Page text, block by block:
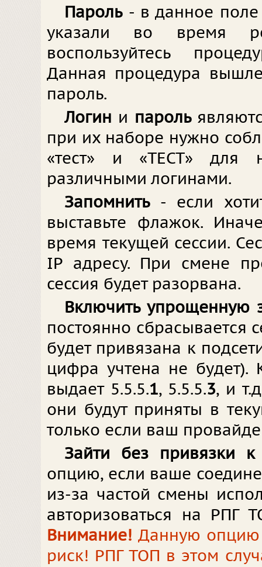
Пароль- в данное поле
указали во время
воспользуйтесь
Данная процедура
пароль.
Логин и пароль
при их наборе нужно
«тест» и «ТЕСТ» для
различными логинами.
Запомнить- если
выставьте флажок.
время текущей сессии.
IP адресу. При смене
сессия будет разорвана.
Включить упрощенную
постоянно сбрасывается
будет привязана к
цифра учтена не
выдает 5.5.5.1, 5.5.5.3, и
они будут приняты в
только если ваш
Зайти без привязки
опцию, если ваше
из-за частой смены
авторизоваться на РПГ
Внимание! Данную опцию
риск! РПГ ТОП в этом